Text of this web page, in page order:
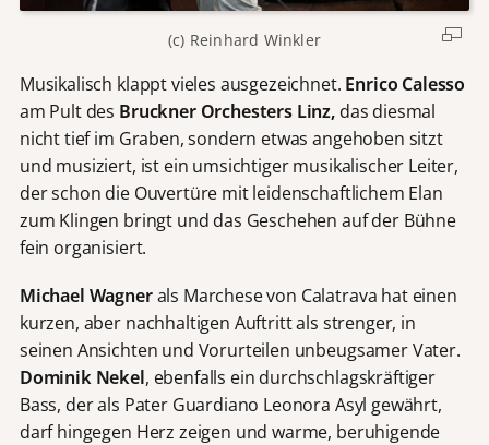
(c) Reinhard Winkler
Musikalisch klappt vieles ausgezeichnet. Enrico Calesso
am Pult des Bruckner Orchesters Linz, das diesmal
nicht tief im Graben, sondern etwas angehoben sitzt
und musiziert, ist ein umsichtiger musikalischer Leiter,
der schon die Ouvertüre mit leidenschaftlichem Elan
zum Klingen bringt und das Geschehen auf der Bühne
fein organisiert.
Michael Wagnerals Marchese von Calatrava hat einen
kurzen, aber nachhaltigen Auftritt als strenger, in
seinen Ansichten und Vorurteilen unbeugsamer Vater.
Dominik Nekel, ebenfalls ein durchschlagskräftiger
Bass, der als Pater Guardiano Leonora Asyl gewährt,
darf hingegen Herz zeigen und warme, beruhigende